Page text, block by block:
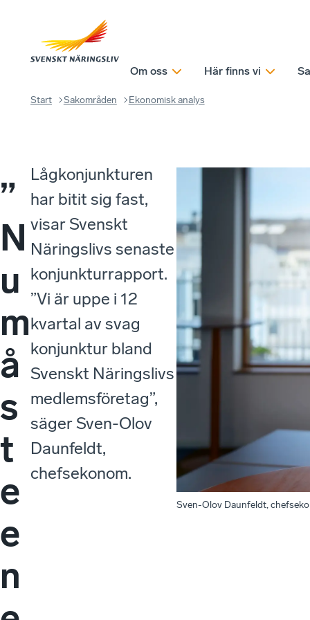
Om oss Här finns vi
Start Sakområden Ekonomisk analys
”
N
u
m
å
s
t
e
e
n
Lågkonjunkturen
har bitit sig fast,
visar Svenskt
Näringslivs senaste
konjunkturrapport.
”Vi är uppe i 12
kvartal av svag
konjunktur bland
Svenskt Näringslivs
medlemsföretag”,
säger Sven-Olov
Daunfeldt,
chefsekonom.
Sven-Olov Daunfeldt,